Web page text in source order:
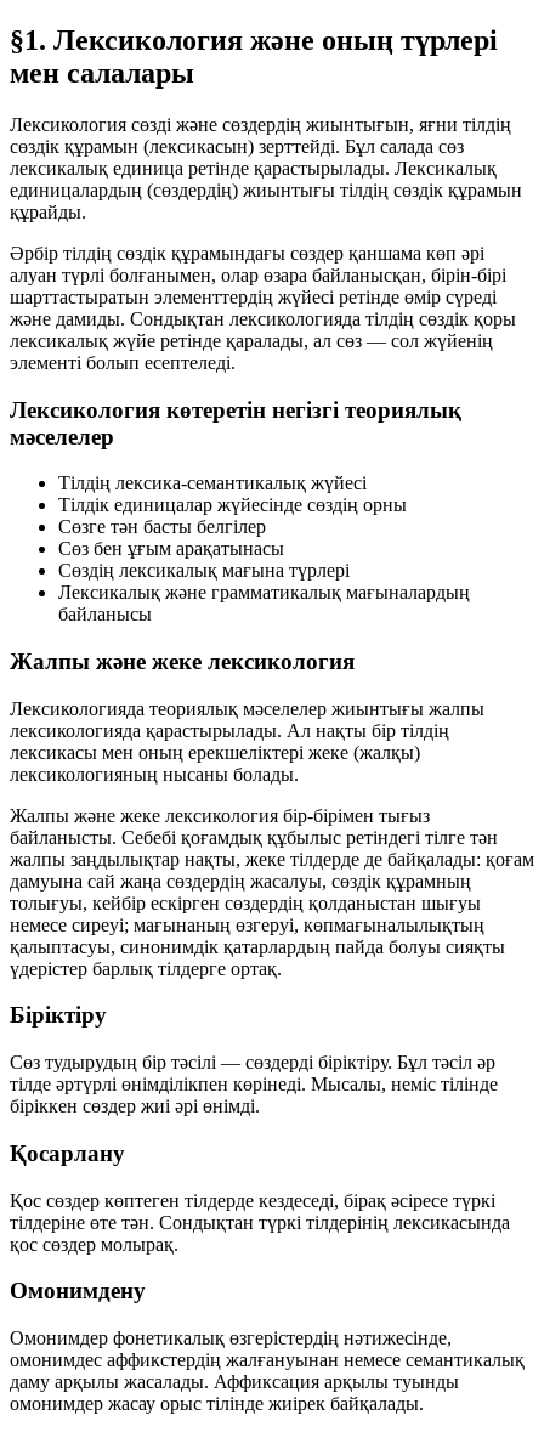
§1. Лексикология және оның түрлері
мен салалары
Лексикология сөзді және сөздердің жиынтығын, яғни тілдің
сөздік құрамын (лексикасын) зерттейді. Бұл салада сөз
лексикалық единица ретінде қарастырылады. Лексикалық
единицалардың (сөздердің) жиынтығы тілдің сөздік құрамын
құрайды.
Әрбір тілдің сөздік құрамындағы сөздер қаншама көп әрі
алуан түрлі болғанымен, олар өзара байланысқан, бірін-бірі
шарттастыратын элементтердің жүйесі ретінде өмір сүреді
және дамиды. Сондықтан лексикологияда тілдің сөздік қоры
лексикалық жүйе ретінде қаралады, ал сөз — сол жүйенің
элементі болып есептеледі.
Лексикология көтеретін негізгі теориялық
мәселелер
Тілдің лексика-семантикалық жүйесі
Тілдік единицалар жүйесінде сөздің орны
Сөзге тән басты белгілер
Сөз бен ұғым арақатынасы
Сөздің лексикалық мағына түрлері
Лексикалық және грамматикалық мағыналардың
байланысы
Жалпы және жеке лексикология
Лексикологияда теориялық мәселелер жиынтығы жалпы
лексикологияда қарастырылады. Ал нақты бір тілдің
лексикасы мен оның ерекшеліктері жеке (жалқы)
лексикологияның нысаны болады.
Жалпы және жеке лексикология бір-бірімен тығыз
байланысты. Себебі қоғамдық құбылыс ретіндегі тілге тән
жалпы заңдылықтар нақты, жеке тілдерде де байқалады: қоғам
дамуына сай жаңа сөздердің жасалуы, сөздік құрамның
толығуы, кейбір ескірген сөздердің қолданыстан шығуы
немесе сиреуі; мағынаның өзгеруі, көпмағыналылықтың
қалыптасуы, синонимдік қатарлардың пайда болуы сияқты
үдерістер барлық тілдерге ортақ.
Біріктіру
Сөз тудырудың бір тәсілі — сөздерді біріктіру. Бұл тәсіл әр
тілде әртүрлі өнімділікпен көрінеді. Мысалы, неміс тілінде
біріккен сөздер жиі әрі өнімді.
Қосарлану
Қос сөздер көптеген тілдерде кездеседі, бірақ әсіресе түркі
тілдеріне өте тән. Сондықтан түркі тілдерінің лексикасында
қос сөздер молырақ.
Омонимдену
Омонимдер фонетикалық өзгерістердің нәтижесінде,
омонимдес аффикстердің жалғануынан немесе семантикалық
даму арқылы жасалады. Аффиксация арқылы туынды
омонимдер жасау орыс тілінде жиірек байқалады.